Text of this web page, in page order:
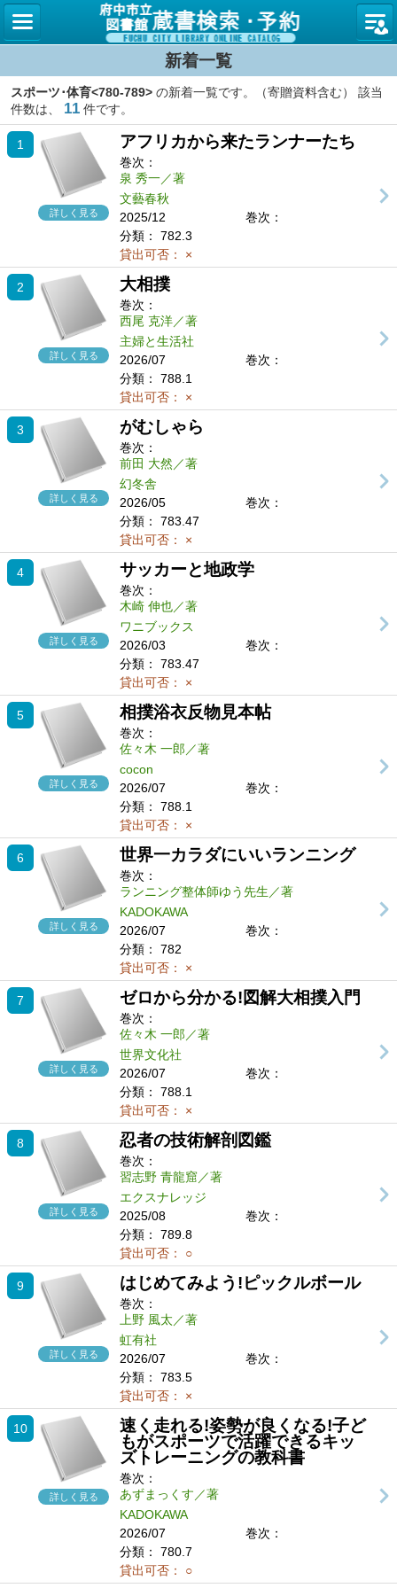
図書館
新着一覧
スポーツ･体育<780-789> の新着一覧です。（寄贈資料含む） 該当
件数は、 11 件です。
1
詳しく見る
アフリカから来たランナーたち
巻次：
泉 秀一／著
文藝春秋
2025/12
巻次：
分類：
782.3
貸出可否：
×
2
詳しく見る
大相撲
巻次：
西尾 克洋／著
主婦と生活社
2026/07
巻次：
分類：
788.1
貸出可否：
×
3
詳しく見る
がむしゃら
巻次：
前田 大然／著
幻冬舎
2026/05
巻次：
分類：
783.47
貸出可否：
×
4
詳しく見る
サッカーと地政学
巻次：
木崎 伸也／著
ワニブックス
2026/03
巻次：
分類：
783.47
貸出可否：
×
5
詳しく見る
相撲浴衣反物見本帖
巻次：
佐々木 一郎／著
cocon
2026/07
巻次：
分類：
788.1
貸出可否：
×
6
詳しく見る
世界一カラダにいいランニング
巻次：
ランニング整体師ゆう先生／著
KADOKAWA
2026/07
巻次：
分類：
782
貸出可否：
×
7
詳しく見る
ゼロから分かる!図解大相撲入門
巻次：
佐々木 一郎／著
世界文化社
2026/07
巻次：
分類：
788.1
貸出可否：
×
8
詳しく見る
忍者の技術解剖図鑑
巻次：
習志野 青龍窟／著
エクスナレッジ
2025/08
巻次：
分類：
789.8
貸出可否：
○
9
詳しく見る
はじめてみよう!ピックルボール
巻次：
上野 風太／著
虹有社
2026/07
巻次：
分類：
783.5
貸出可否：
×
10
詳しく見る
速く走れる!姿勢が良くなる!子ど
もがスポーツで活躍できるキッ
ズトレーニングの教科書
巻次：
あずまっくす／著
KADOKAWA
2026/07
巻次：
分類：
780.7
貸出可否：
○